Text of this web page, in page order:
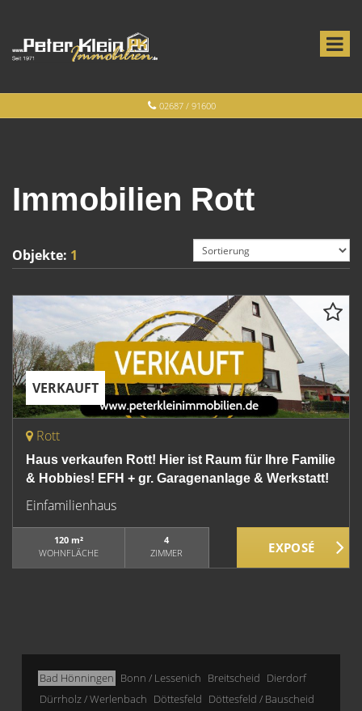
02687 / 91600
Immobilien Rott
Objekte: 1
VERKAUFT
Rott
Haus verkaufen Rott! Hier ist Raum für Ihre Familie
& Hobbies! EFH + gr. Garagenanlage & Werkstatt!
Einfamilienhaus
120 m²
WOHNFLÄCHE
4
ZIMMER
Bad Hönningen Bonn / Lessenich Breitscheid Dierdorf
Dürrholz / Werlenbach Döttesfeld Döttesfeld / Bauscheid